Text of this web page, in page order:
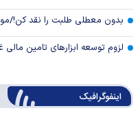
بدون معطلی طلبت را نقد کن!/
لزوم توسعه ابزارهای تامین مالی
اینفوگرافیک